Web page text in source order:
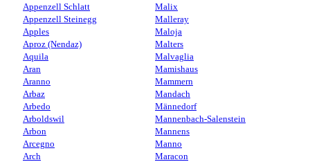
Appenzell Schlatt
Appenzell Steinegg
Apples
Aproz (Nendaz)
Aquila
Aran
Aranno
Arbaz
Arbedo
Arboldswil
Arbon
Arcegno
Arch
Malix
Malleray
Maloja
Malters
Malvaglia
Mamishaus
Mammern
Mandach
Männedorf
Mannenbach-Salenstein
Mannens
Manno
Maracon